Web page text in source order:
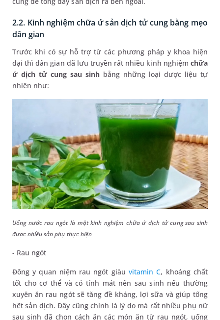
2.2. Kinh nghiệm chữa ứ sản dịch tử cung bằng mẹo
dân gian
Trước khi có sự hỗ trợ từ các phương pháp y khoa hiện
đại thì dân gian đã lưu truyền rất nhiều kinh nghiệm chữa
ứ dịch tử cung sau sinhbằng những loại dược liệu tự
nhiên như:
Uống nước rau ngót là một kinh nghiệm chữa ứ dịch tử cung sau sinh
được nhiều sản phụ thực hiện
- Rau ngót
Đông y quan niệm rau ngót giàu vitamin C, khoáng chất
tốt cho cơ thể và có tính mát nên sau sinh nếu thường
xuyên ăn rau ngót sẽ tăng đề kháng, lợi sữa và giúp tống
hết sản dịch. Đây cũng chính là lý do mà rất nhiều phụ nữ
sau sinh đã chọn cách ăn các món ăn từ rau ngót, uống